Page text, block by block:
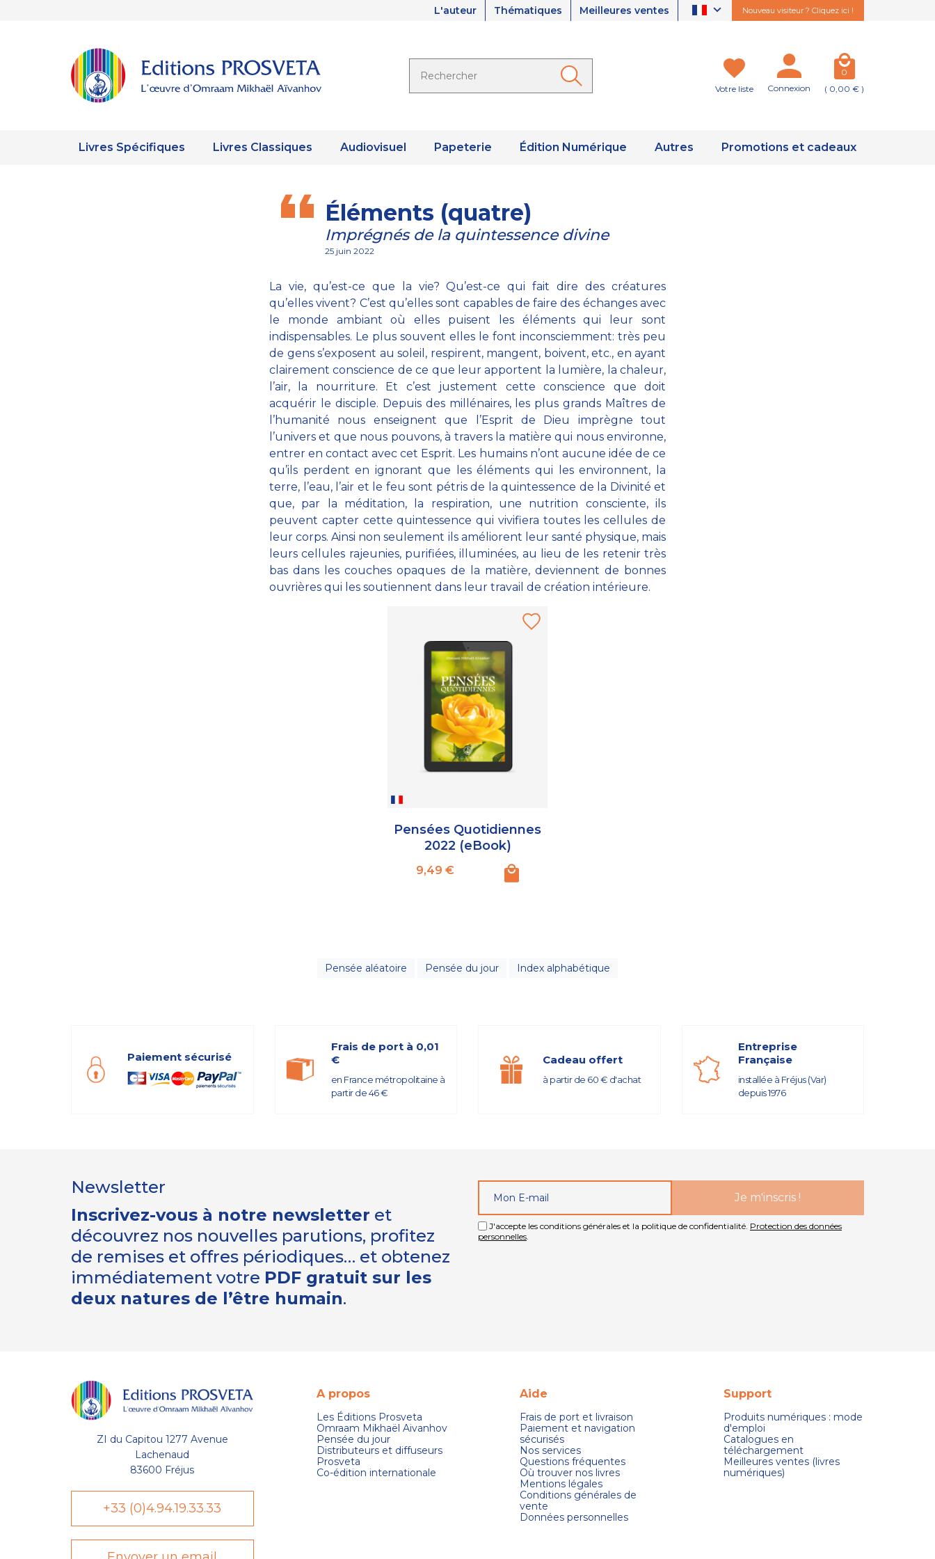
L'auteur Thématiques Meilleures ventes Nouveau visiteur ? Cliquez ici !
Votre liste Connexion
0
( 0,00 € )
Livres Spécifiques Livres Classiques Audiovisuel Papeterie Édition Numérique Autres Promotions et cadeaux
Éléments (quatre)
Imprégnés de la quintessence divine
25 juin 2022
La vie, qu’est-ce que la vie? Qu’est-ce qui fait dire des créatures
qu’elles vivent? C’est qu’elles sont capables de faire des échanges avec
le monde ambiant où elles puisent les éléments qui leur sont
indispensables. Le plus souvent elles le font inconsciemment: très peu
de gens s’exposent au soleil, respirent, mangent, boivent, etc., en ayant
clairement conscience de ce que leur apportent la lumière, la chaleur,
l’air, la nourriture. Et c’est justement cette conscience que doit
acquérir le disciple. Depuis des millénaires, les plus grands Maîtres de
l’humanité nous enseignent que l’Esprit de Dieu imprègne tout
l’univers et que nous pouvons, à travers la matière qui nous environne,
entrer en contact avec cet Esprit. Les humains n’ont aucune idée de ce
qu’ils perdent en ignorant que les éléments qui les environnent, la
terre, l’eau, l’air et le feu sont pétris de la quintessence de la Divinité et
que, par la méditation, la respiration, une nutrition consciente, ils
peuvent capter cette quintessence qui vivifiera toutes les cellules de
leur corps. Ainsi non seulement ils améliorent leur santé physique, mais
leurs cellules rajeunies, purifiées, illuminées, au lieu de les retenir très
bas dans les couches opaques de la matière, deviennent de bonnes
ouvrières qui les soutiennent dans leur travail de création intérieure.
Pensées Quotidiennes
2022 (eBook)
Prix
9,49 €
Pensée aléatoire Pensée du jour Index alphabétique
Paiement sécurisé
Frais de port à 0,01
€
en France métropolitaine à
partir de 46 €
Cadeau offert
à partir de 60 € d'achat
Entreprise
Française
installée à Fréjus (Var)
depuis 1976
Newsletter
Inscrivez-vous à notre newsletter et
découvrez nos nouvelles parutions, profitez
de remises et offres périodiques… et obtenez
immédiatement votre PDF gratuit sur les
deux natures de l’être humain.
J'accepte les conditions générales et la politique de confidentialité. Protection des données
personnelles
ZI du Capitou 1277 Avenue
Lachenaud
83600 Fréjus
+33 (0)4.94.19.33.33
A propos
Les Éditions Prosveta
Omraam Mikhaël Aivanhov
Pensée du jour
Distributeurs et diffuseurs
Prosveta
Co-édition internationale
Aide
Frais de port et livraison
Paiement et navigation
sécurisés
Nos services
Questions fréquentes
Où trouver nos livres
Mentions légales
Conditions générales de
vente
Données personnelles
Support
Produits numériques : mode
d'emploi
Catalogues en
téléchargement
Meilleures ventes (livres
numériques)